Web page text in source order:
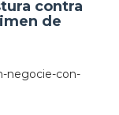
contra
de